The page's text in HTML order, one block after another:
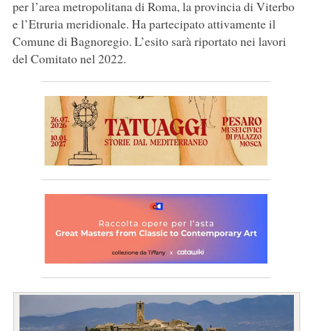
per l’area metropolitana di Roma, la provincia di Viterbo
e l’Etruria meridionale. Ha partecipato attivamente il
Comune di Bagnoregio. L’esito sarà riportato nei lavori
del Comitato nel 2022.